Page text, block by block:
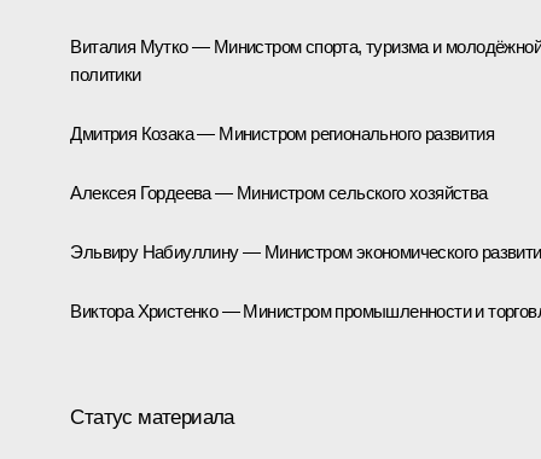
Виталия Мутко — Министром спорта, туризма и молодёжной
политики
Дмитрия Козака — Министром регионального развития
Алексея Гордеева — Министром сельского хозяйства
Эльвиру Набиуллину — Министром экономического
Виктора Христенко — Министром промышленности и
Статус материала